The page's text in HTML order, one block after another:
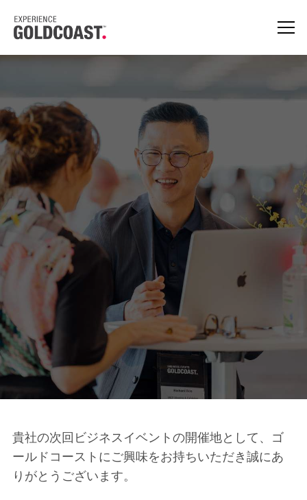
貴社の次回ビジネスイベントの開催地として、ゴ
ールドコーストにご興味をお持ちいただき誠にあ
りがとうございます。